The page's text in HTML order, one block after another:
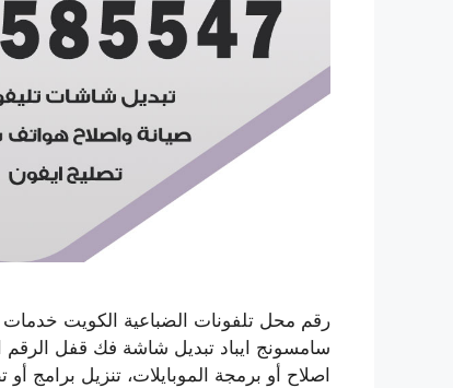
رقم محل تلفونات الضباعية الكويت خدمات
سامسونج ايباد تبديل شاشة فك قفل الرقم
اصلاح أو برمجة الموبايلات، تنزيل